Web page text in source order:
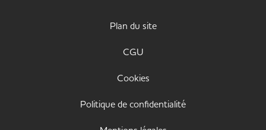
Plan du site
CGU
Cookies
Politique de confidentialité